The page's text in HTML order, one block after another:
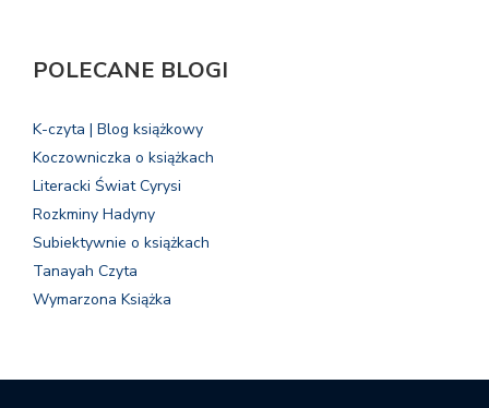
POLECANE BLOGI
K-czyta | Blog książkowy
Koczowniczka o książkach
Literacki Świat Cyrysi
Rozkminy Hadyny
Subiektywnie o książkach
Tanayah Czyta
Wymarzona Książka